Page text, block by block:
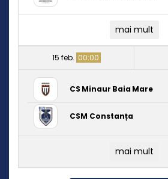
mai mult
15 feb. 00:00
CS Minaur Baia Mare
CSM Constanța
mai mult